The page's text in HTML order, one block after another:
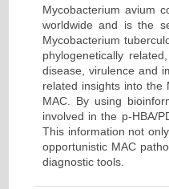
Mycobacterium avium
worldwide and is the
Mycobacterium
phylogenetically
disease, virulence and
related insights into the
MAC. By using
involved in the p-HBA/
This information not
opportunistic MAC
diagnostic tools.